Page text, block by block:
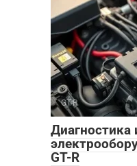
GT-R
Диагностика
GT-R